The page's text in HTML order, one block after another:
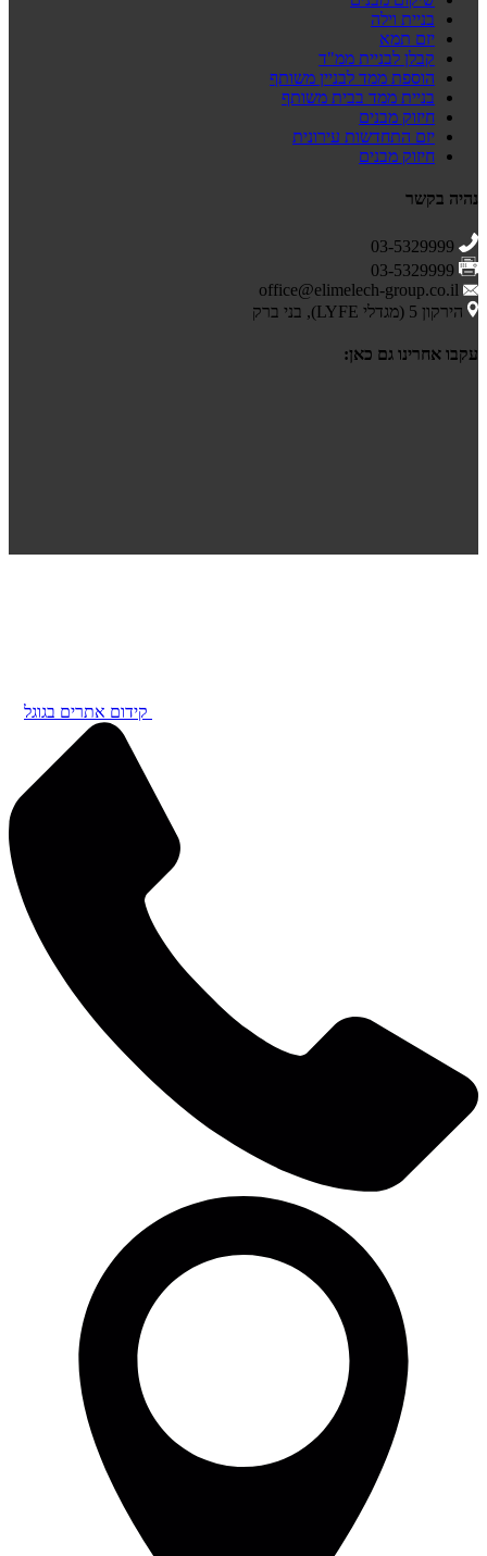
בניית וילה
יזם תמא
קבלן לבניית ממ"ד
הוספת ממד לבניין משותף
בניית ממד בבית משותף
חיזוק מבנים
יזם התחדשות עירונית
חיזוק מבנים
נהיה בקשר
הירקון 5 (מגדלי LYFE), בני ברק
עקבו אחרינו גם כאן:
קידום אתרים בגוגל